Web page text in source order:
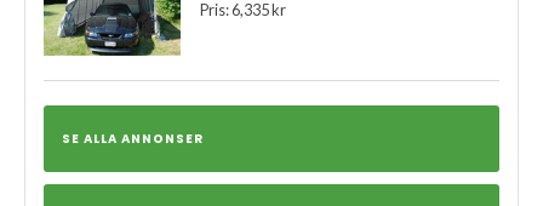
Pris: 6,335 kr
SE ALLA ANNONSER